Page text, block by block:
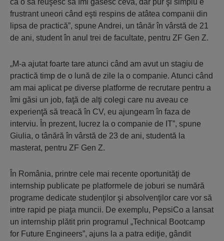
că o să reuşesc să îmi găsesc ceva, dar pur şi simplu e
frustrant uneori când eşti respins de atâtea companii din
lipsa de practică”, spune Andrei, un tânăr în vârstă de 21
de ani, student în anul trei de facultate, pentru ZF Gen Z.
„M-a ajutat foarte tare atunci când am avut un stagiu de
practică timp de o lună de zile la o companie. Atunci când
am mai aplicat pe diverse platforme de recrutare pentru a
îmi găsi un job, faţă de alţi colegi care nu aveau ce
experienţă să treacă în CV, eu ajungeam în faza de
interviu. În prezent, lucrez la o companie de IT”, spune
Giulia, o tânără în vârstă de 23 de ani, studentă la
masterat, pentru ZF Gen Z.
În România, printre cele mai recente oportunităţi de
internship publicate pe platformele de joburi se numără
programe dedicate studenţilor şi absolvenţilor care vor să
intre rapid pe piaţa muncii. De exemplu, PepsiCo a lansat
un internship plătit prin programul „Technical Bootcamp
for Future Engineers”, ajuns la a patra ediţie, gândit